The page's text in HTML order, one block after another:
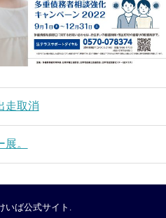
走取消
。
いば公式サイト .